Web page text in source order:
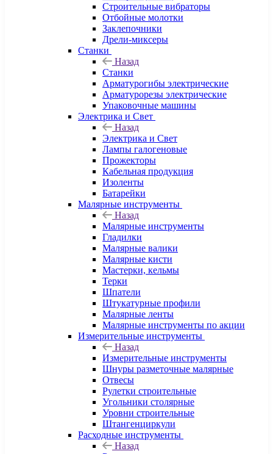
Строительные вибраторы
Отбойные молотки
Заклепочники
Дрели-миксеры
Станки
Назад
Станки
Арматурогибы электрические
Арматурорезы электрические
Упаковочные машины
Электрика и Свет
Назад
Электрика и Свет
Лампы галогеновые
Прожекторы
Кабельная продукция
Изоленты
Батарейки
Малярные инструменты
Назад
Малярные инструменты
Гладилки
Малярные валики
Малярные кисти
Мастерки, кельмы
Терки
Шпатели
Штукатурные профили
Малярные ленты
Малярные инструменты по акции
Измерительные инструменты
Назад
Измерительные инструменты
Шнуры разметочные малярные
Отвесы
Рулетки строительные
Угольники столярные
Уровни строительные
Штангенциркули
Расходные инструменты
Назад